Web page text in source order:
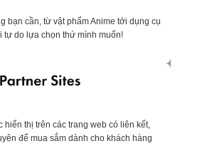
bạn cần, từ vật phẩm Anime tới dụng cụ
tự do lựa chọn thứ mình muốn!
hiển thị trên các trang web có liên kết,
để mua sắm dành cho khách hàng